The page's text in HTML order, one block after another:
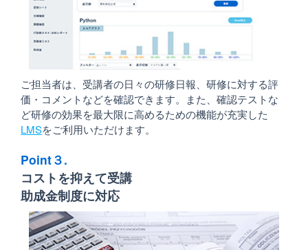
ご担当者は、受講者の日々の研修日報、研修に対する評
価・コメントなどを確認できます。また、確認テストな
ど研修の効果を最大限に高めるための機能が充実した
LMSをご利用いただけます。
Point３.
コストを抑えて受講
助成金制度に対応